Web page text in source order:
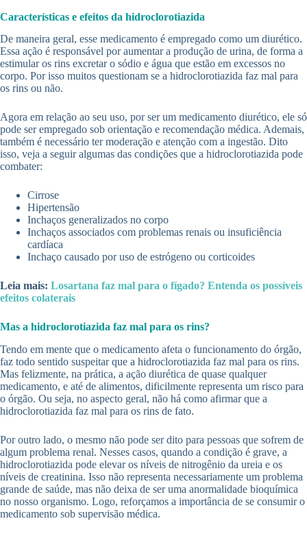
Características e efeitos da hidroclorotiazida
De maneira geral, esse medicamento é empregado como um diurético.
Essa ação é responsável por aumentar a produção de urina, de forma a
estimular os rins excretar o sódio e água que estão em excessos no
corpo. Por isso muitos questionam se a hidroclorotiazida faz mal para
os rins ou não.
Agora em relação ao seu uso, por ser um medicamento diurético, ele só
pode ser empregado sob orientação e recomendação médica. Ademais,
também é necessário ter moderação e atenção com a ingestão. Dito
isso, veja a seguir algumas das condições que a hidroclorotiazida pode
combater:
Cirrose
Hipertensão
Inchaços generalizados no corpo
Inchaços associados com problemas renais ou insuficiência
cardíaca
Inchaço causado por uso de estrógeno ou corticoides
Leia mais: Losartana faz mal para o fígado? Entenda os possíveis
efeitos colaterais
Mas a hidroclorotiazida faz mal para os rins?
Tendo em mente que o medicamento afeta o funcionamento do órgão,
faz todo sentido suspeitar que a hidroclorotiazida faz mal para os rins.
Mas felizmente, na prática, a ação diurética de quase qualquer
medicamento, e até de alimentos, dificilmente representa um risco para
o órgão. Ou seja, no aspecto geral, não há como afirmar que a
hidroclorotiazida faz mal para os rins de fato.
Por outro lado, o mesmo não pode ser dito para pessoas que sofrem de
algum problema renal. Nesses casos, quando a condição é grave, a
hidroclorotiazida pode elevar os níveis de nitrogênio da ureia e os
níveis de creatinina. Isso não representa necessariamente um problema
grande de saúde, mas não deixa de ser uma anormalidade bioquímica
no nosso organismo. Logo, reforçamos a importância de se consumir o
medicamento sob supervisão médica.